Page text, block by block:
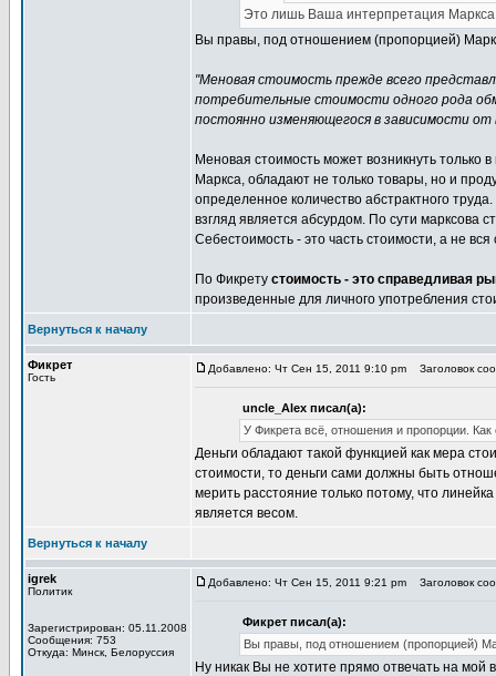
Это лишь Ваша интерпретация
Вы правы, под отношением (пропорцией)
"Меновая стоимость прежде всего
потребительные стоимости одного рода
постоянно изменяющегося в зависимости
Меновая стоимость может возникнуть только
Маркса, обладают не только товары, но и
определенное количество абстрактного
взгляд является абсурдом. По сути марксова
Себестоимость - это часть стоимости, а не вся
По Фикрету стоимость - это справедливая
произведенные для личного употребления
Вернуться к началу
Фикрет
Гость
Добавлено: Чт Сен 15, 2011 9:10 pm Заголовок
uncle_Alex писал(а):
У Фикрета всё, отношения и пропорции. Как
Деньги обладают такой функцией как мера
стоимости, то деньги сами должны быть
мерить расстояние только потому, что
является весом.
Вернуться к началу
igrek
Политик
Зарегистрирован: 05.11.2008
Сообщения: 753
Откуда: Минск, Белоруссия
Добавлено: Чт Сен 15, 2011 9:21 pm Заголовок
Фикрет писал(а):
Вы правы, под отношением (пропорцией)
Ну никак Вы не хотите прямо отвечать на мой